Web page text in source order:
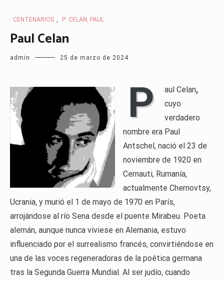
· CENTENARIOS , P: CELAN, PAUL
Paul Celan
admin 25 de marzo de 2024
P aul Celan,
cuyo
verdadero
nombre era Paul
Antschel, nació el 23 de
noviembre de 1920 en
Cernauti, Rumanía,
actualmente Chernovtsy,
Ucrania, y murió el 1 de mayo de 1970 en París,
arrojándose al río Sena desde el puente Mirabeu. Poeta
alemán, aunque nunca viviese en Alemania, estuvo
influenciado por el surrealismo francés, convirtiéndose en
una de las voces regeneradoras de la poética germana
tras la Segunda Guerra Mundial. Al ser judío, cuando